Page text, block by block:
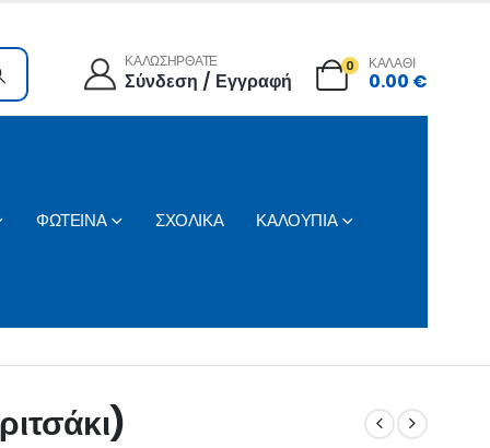
ΚΑΛΩΣΗΡΘΑΤΕ
Σύνδεση / Εγγραφή
0 ΚΑΛΑΘΙ
0.00 €
ΦΩΤΕΙΝΑ ΣΧΟΛΙΚΑ ΚΑΛΟΥΠΙΑ